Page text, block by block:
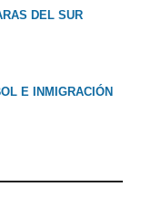
DEL SUR
E INMIGRACIÓN